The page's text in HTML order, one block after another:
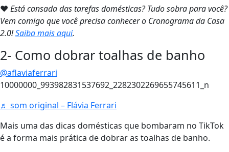
❤ Está cansada das tarefas domésticas? Tudo sobra para você?
Vem comigo que você precisa conhecer o Cronograma da Casa
2.0!Saiba mais aqui.
2- Como dobrar toalhas de banho
@aflaviaferrari
10000000_993982831537692_2282302269655745611_n
♬ som original – Flávia Ferrari
Mais uma das dicas domésticas que bombaram no TikTok
é a forma mais prática de dobrar as toalhas de banho.